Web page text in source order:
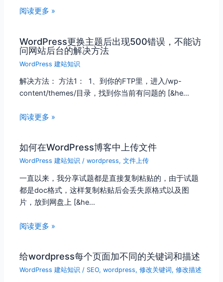
阅读更多 »
WordPress更换主题后出现500错误，不能访
问网站后台的解决方法
WordPress 建站知识
解决方法： 方法1： 1、到你的FTP里，进入/wp-
content/themes/目录，找到你当前有问题的 [&he…
阅读更多 »
如何在WordPress博客中上传文件
WordPress 建站知识 /wordpress,文件上传
一直以来，我分享试题都是直接复制粘贴的，由于试题
都是doc格式，这样复制粘贴后会丢失原格式以及图
片，放到网盘上 [&he…
阅读更多 »
给wordpress每个页面加不同的关键词和描述
WordPress 建站知识 / SEO,wordpress,修改关键词 ,修改描述